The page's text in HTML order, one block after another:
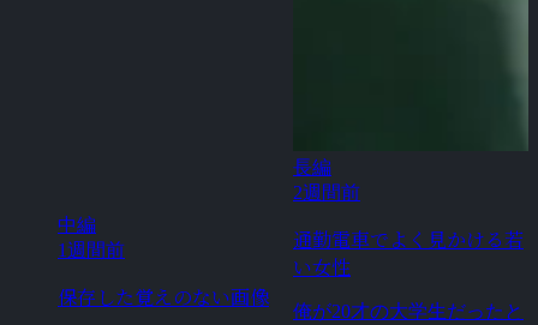
中編
1週間前
保存した覚えのない画像
長編
2週間前
通勤電車でよく見かける若
い女性
俺が20才の大学生だったと